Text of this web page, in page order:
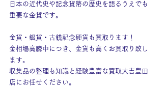
日本の近代史や記念貨幣の歴史を語るうえでも
重要な金貨です。
金貨・銀貨・古銭記念硬貨も買取ります！
金相場高騰中につき、金貨も高くお買取り致し
ます。
収集品の整理も知識と経験豊富な買取大吉豊田
店にお任せください。